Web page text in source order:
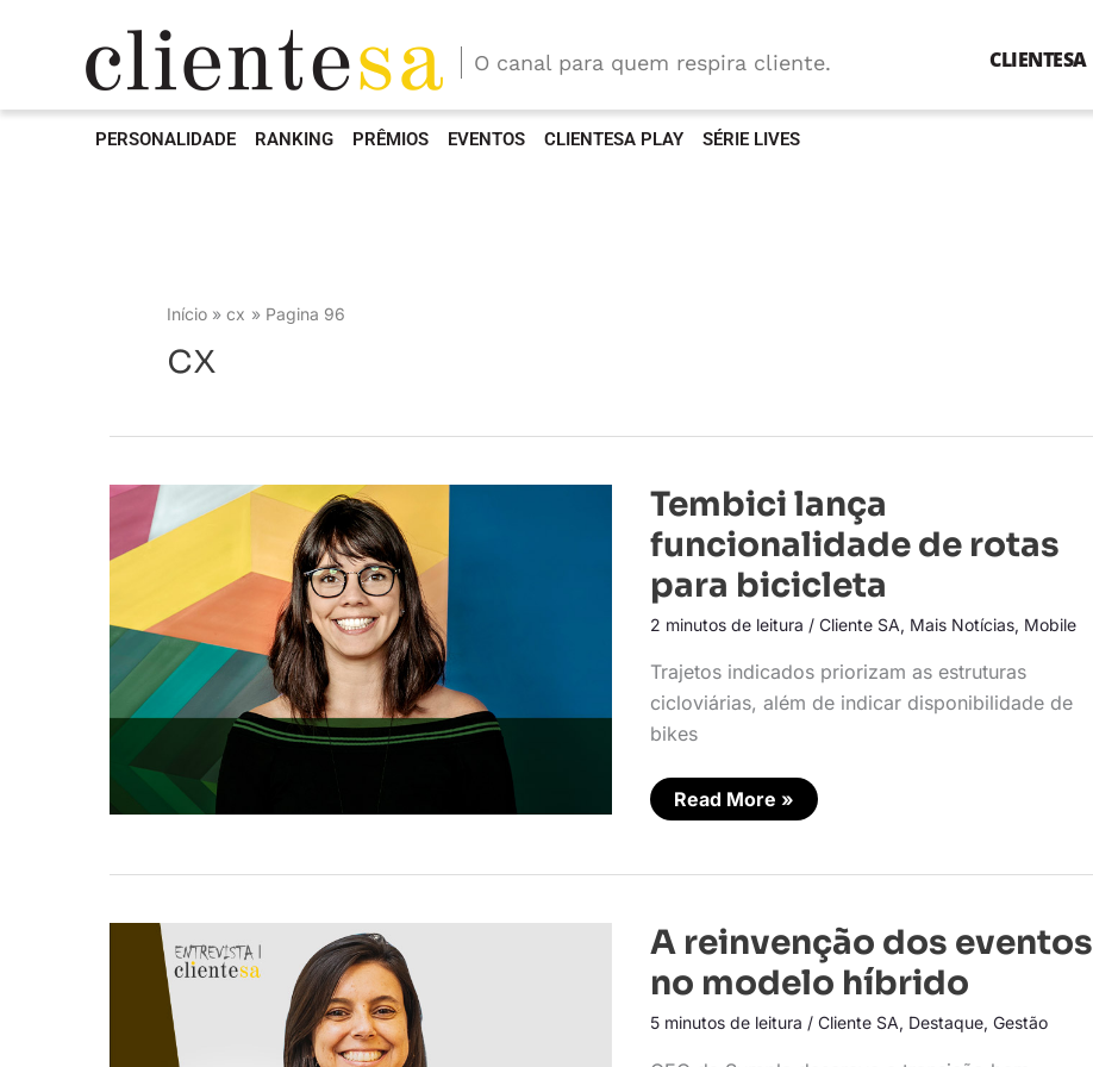
O canal para quem respira cliente. CLIENTESA
PERSONALIDADE RANKING PRÊMIOS EVENTOS CLIENTESA PLAY SÉRIE LIVES
Início cx Pagina 96
cx
Tembici lança
funcionalidade de rotas
para bicicleta
2 minutos de leitura / Cliente SA, Mais Notícias, Mobile
Trajetos indicados priorizam as estruturas
cicloviárias, além de indicar disponibilidade de
bikes
Tembici
lança
funcionalidade
de
para
Read More »
A reinvenção dos eventos
no modelo híbrido
5 minutos de leitura / Cliente SA, Destaque, Gestão
A
reinvenção
dos
eventos
modelo